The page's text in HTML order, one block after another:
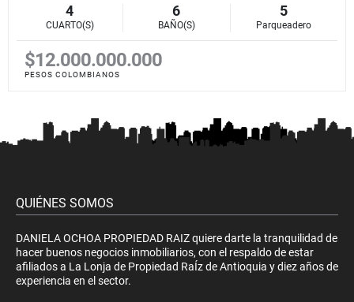
4
CUARTO(S)
6
BAÑO(S)
5
Parqueadero
$12.000.000.000
PESOS COLOMBIANOS
QUIÉNES SOMOS
DANIELA OCHOA PROPIEDAD RAIZ quiere darte la tranquilidad de
hacer buenos negocios inmobiliarios, con el respaldo de estar
afiliados a La Lonja de Propiedad RaÍz de Antioquia y diez años de
experiencia en el sector.